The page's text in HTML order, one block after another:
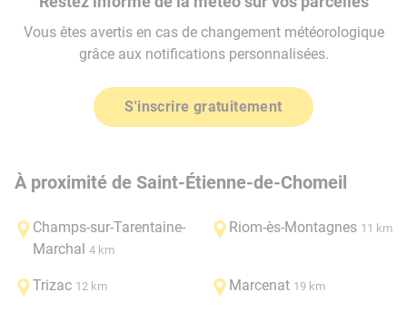
Vous êtes avertis en cas de changement météorologique
grâce aux notifications personnalisées.
S'inscrire gratuitement
À proximité de Saint-Étienne-de-Chomeil
Champs-sur-Tarentaine-
Marchal 4 km
Riom-ès-Montagnes 11 km
Trizac 12 km Marcenat 19 km